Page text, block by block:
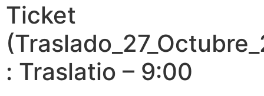
Ticket
: Traslatio – 9:00